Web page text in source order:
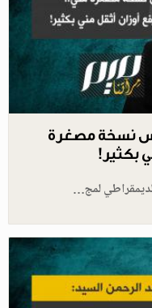
نسخة مصغرة
بكثير!
لمج…